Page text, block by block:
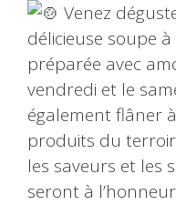
Venez
délicieuse soupe
préparée avec
vendredi et le
également flâner
produits du
les saveurs et les
seront à